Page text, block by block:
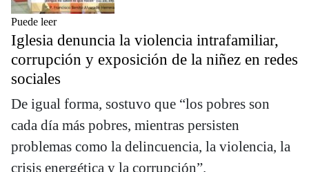
Puede leer
Iglesia denuncia la violencia intrafamiliar,
corrupción y exposición de la niñez en redes
sociales
De igual forma, sostuvo que “los pobres son
cada día más pobres, mientras persisten
problemas como la delincuencia, la violencia, la
crisis energética y la corrupción”.